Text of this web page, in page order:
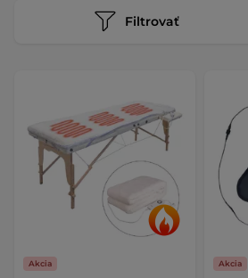
Filtrovať
Akcia Akcia